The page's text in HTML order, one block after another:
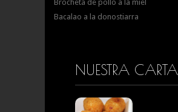
Brocheta de pollo a la miel
Bacalao a la donostiarra
NUESTRA CARTA